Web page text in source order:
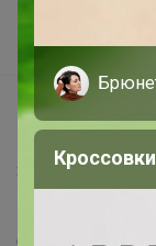
Вакансии
support@24-ok.ru
Написать в
Защита